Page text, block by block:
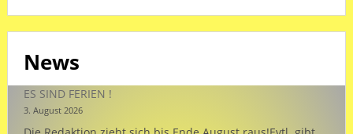
News
ES SIND FERIEN !
3. August 2026